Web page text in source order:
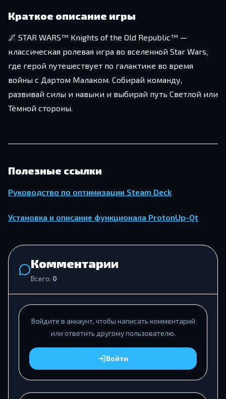
Краткое описание игры
🌌 STAR WARS™ Knights of the Old Republic™ —
классическая ролевая игра во вселенной Star Wars,
где герой путешествует по галактике во время
войны с Дартом Малаком. Собирай команду,
развивай силы и навыки и выбирай путь Светлой или
Тёмной стороны.
Полезные ссылки
Руководство по оптимизации Steam Deck
Установка и описание функционала ProtonUp-Qt
Комментарии
Всего: 0
Войдите в аккаунт, чтобы написать комментарий
или ответить другому пользователю.
Войти